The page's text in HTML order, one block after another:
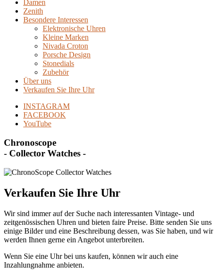
Damen
Zenith
Besondere Interessen
Elektronische Uhren
Kleine Marken
Nivada Croton
Porsche Design
Stonedials
Zubehör
Über uns
Verkaufen Sie Ihre Uhr
INSTAGRAM
FACEBOOK
YouTube
Chronoscope
- Collector Watches -
Verkaufen Sie Ihre Uhr
Wir sind immer auf der Suche nach interessanten Vintage- und
zeitgenössischen Uhren und bieten faire Preise. Bitte senden Sie uns
einige Bilder und eine Beschreibung dessen, was Sie haben, und wir
werden Ihnen gerne ein Angebot unterbreiten.
Wenn Sie eine Uhr bei uns kaufen, können wir auch eine
Inzahlungnahme anbieten.